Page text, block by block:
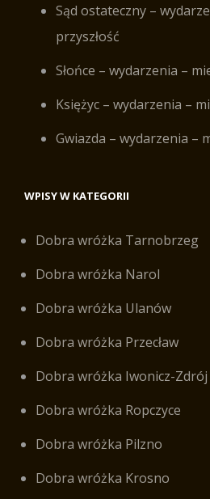
Sąd ostateczny –
przyszłość
Słońce – wydarzenia –
Księżyc – wydarzenia –
Gwiazda – wydarzenia –
WPISY W KATEGORII
Dobra wróżka Tarnobrzeg
Dobra wróżka Narol
Dobra wróżka Ulanów
Dobra wróżka Przecław
Dobra wróżka Iwonicz-Zdrój
Dobra wróżka Ropczyce
Dobra wróżka Pilzno
Dobra wróżka Krosno